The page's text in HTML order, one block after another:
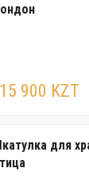
15 900 KZT
для